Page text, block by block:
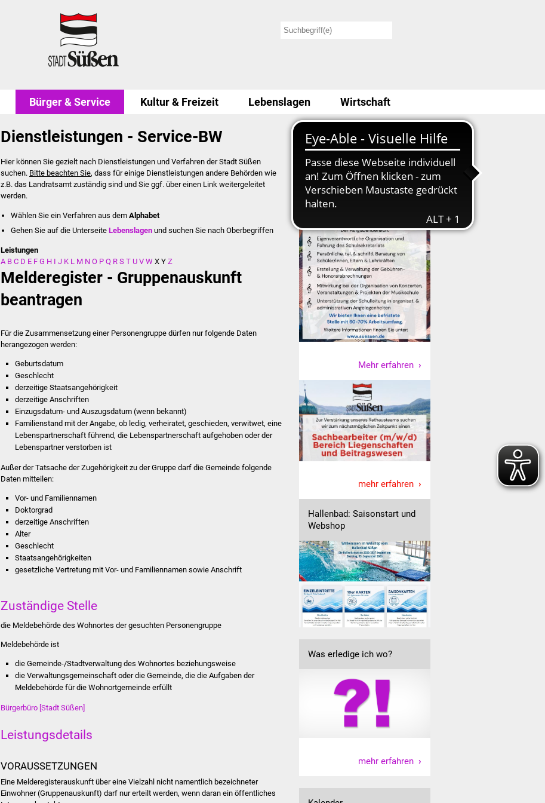
Bürger & Service Kultur & Freizeit Lebenslagen Wirtschaft
Dienstleistungen - Service-BW
Hier können Sie gezielt nach Dienstleistungen und Verfahren der Stadt Süßen
suchen. Bitte beachten Sie, dass für einige Dienstleistungen andere Behörden wie
z.B. das Landratsamt zuständig sind und Sie ggf. über einen Link weitergeleitet
werden.
Wählen Sie ein Verfahren aus dem Alphabet
Gehen Sie auf die UnterseiteLebenslagen und suchen Sie nach Oberbegriffen
Leistungen
A B C D E F G H I J K L M N O P Q R S T U V W X Y Z
Melderegister - Gruppenauskunft
beantragen
Für die Zusammensetzung einer Personengruppe dürfen nur folgende Daten
herangezogen werden:
Geburtsdatum
Geschlecht
derzeitige Staatsangehörigkeit
derzeitige Anschriften
Einzugsdatum- und Auszugsdatum (wenn bekannt)
Familienstand mit der Angabe, ob ledig, verheiratet, geschieden, verwitwet, eine
Lebenspartnerschaft führend, die Lebenspartnerschaft aufgehoben oder der
Lebenspartner verstorben ist
Außer der Tatsache der Zugehörigkeit zu der Gruppe darf die Gemeinde folgende
Daten mitteilen:
Vor- und Familiennamen
Doktorgrad
derzeitige Anschriften
Alter
Geschlecht
Staatsangehörigkeiten
gesetzliche Vertretung mit Vor- und Familiennamen sowie Anschrift
Zuständige Stelle
die Meldebehörde des Wohnortes der gesuchten Personengruppe
Meldebehörde ist
die Gemeinde-/Stadtverwaltung des Wohnortes beziehungsweise
die Verwaltungsgemeinschaft oder die Gemeinde, die die Aufgaben der
Meldebehörde für die Wohnortgemeinde erfüllt
Bürgerbüro [Stadt Süßen]
Leistungsdetails
VORAUSSETZUNGEN
Eine Melderegisterauskunft über eine Vielzahl nicht namentlich bezeichneter
Einwohner (Gruppenauskunft) darf nur erteilt werden, wenn daran ein öffentliches
Stellenausschreibung
Mehr erfahren
mehr erfahren
Hallenbad: Saisonstart und
Webshop
Was erledige ich wo?
mehr erfahren